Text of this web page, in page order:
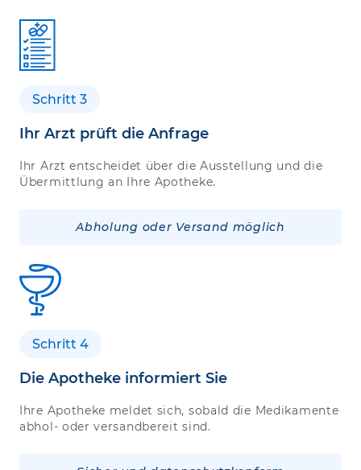
Schritt 3
Ihr Arzt prüft die Anfrage
Ihr Arzt entscheidet über die Ausstellung und die
Übermittlung an Ihre Apotheke.
Abholung oder Versand möglich
Schritt 4
Die Apotheke informiert Sie
Ihre Apotheke meldet sich, sobald die Medikamente
abhol- oder versandbereit sind.